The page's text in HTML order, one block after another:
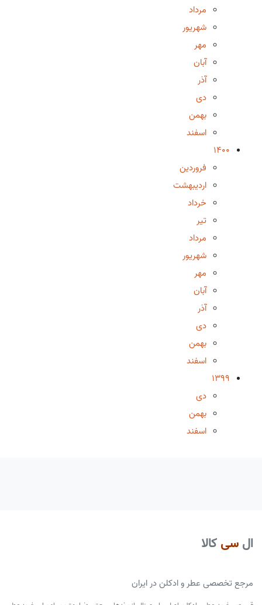
مرداد
شهریور
مهر
آبان
آذر
دی
بهمن
اسفند
1400
فروردین
اردیبهشت
خرداد
تیر
مرداد
شهریور
مهر
آبان
آذر
دی
بهمن
اسفند
1399
دی
بهمن
اسفند
ال سی کالا
مرجع تخصصی عطر و ادکلن در ایران